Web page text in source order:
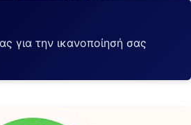
για την ικανοποίησή σας